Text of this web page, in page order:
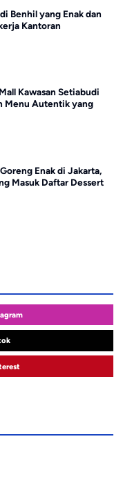
Benhil yang Enak dan
Kantoran
Kawasan Setiabudi
Menu Autentik yang
Enak di Jakarta,
Masuk Daftar Dessert